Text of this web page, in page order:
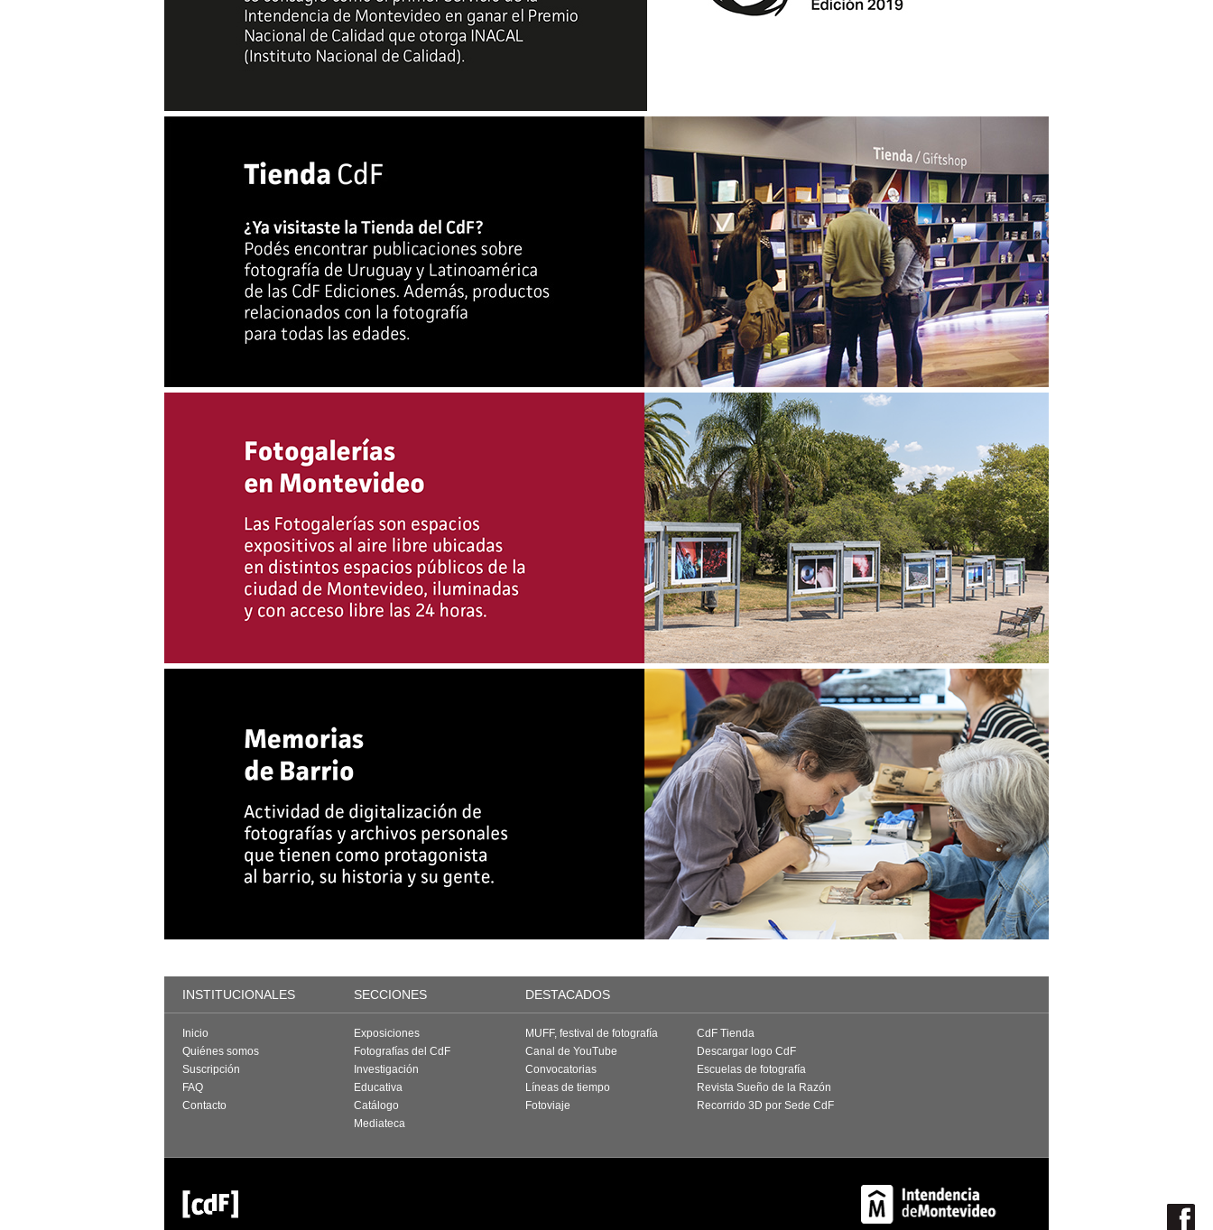
INSTITUCIONALES SECCIONES DESTACADOS
Inicio
Quiénes somos
Suscripción
FAQ
Contacto
Exposiciones
Fotografías del CdF
Investigación
Educativa
Catálogo
Mediateca
MUFF, festival de fotografía
Canal de YouTube
Convocatorias
Líneas de tiempo
Fotoviaje
CdF Tienda
Descargar logo CdF
Escuelas de fotografía
Revista Sueño de la Razón
Recorrido 3D por Sede CdF